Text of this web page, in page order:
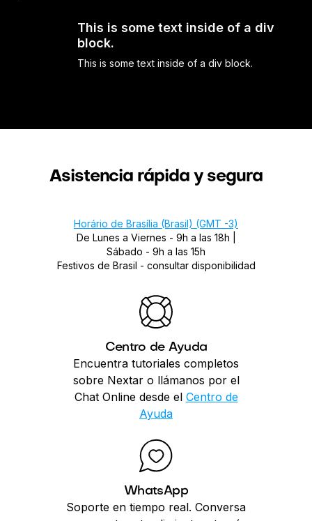
This is some text inside of a div
block.
This is some text inside of a div block.
Asistencia rápida y segura
Horário de Brasília (Brasil) (GMT -3)
De Lunes a Viernes - 9h a las 18h |
Sábado - 9h a las 15h
Festivos de Brasil - consultar disponibilidad
Centro de Ayuda
Encuentra tutoriales completos
sobre Nextar o llámanos por el
Chat Online desde el Centro de
Ayuda
WhatsApp
Soporte en tiempo real. Conversa